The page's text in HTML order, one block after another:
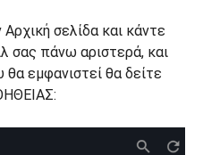
σελίδα και κάντε
σας πάνω αριστερά, και
εμφανιστεί θα δείτε